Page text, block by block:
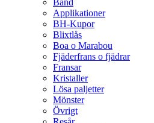
Band
Applikationer
BH-Kupor
Blixtlås
Boa o Marabou
Fjäderfrans o fjädrar
Fransar
Kristaller
Lösa paljetter
Mönster
Övrigt